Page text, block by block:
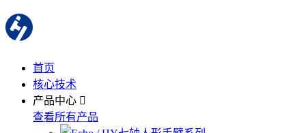
首页
核心技术
产品中心
查看所有产品